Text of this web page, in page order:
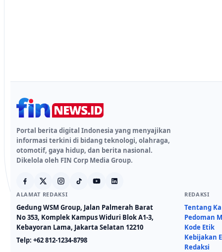
Portal berita digital Indonesia yang menyajikan
informasi terkini di bidang teknologi, olahraga,
otomotif, gaya hidup, dan berita nasional.
Dikelola oleh FIN Corp Media Group.
ALAMAT REDAKSI
Gedung WSM Group, Jalan Palmerah Barat
No 353, Komplek Kampus Widuri Blok A1-3,
Kebayoran Lama, Jakarta Selatan 12210
Telp: +62 812-1234-8798
REDAKSI
Tentang
Pedoman
Kode Etik
Kebijakan
Redaksi